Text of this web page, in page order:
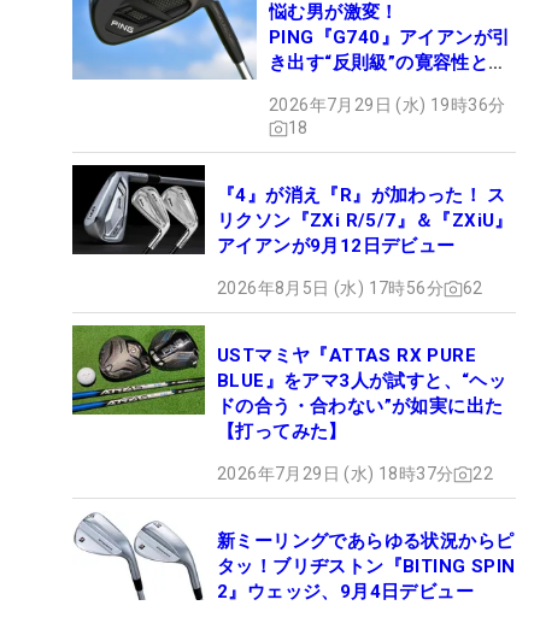
悩む男が激変！
PING『G740』アイアンが引
き出す“反則級”の寛容性と飛
2026年7月29日 (水) 19時36分
18
『4』が消え『R』が加わった！ ス
リクソン『ZXi R/5/7』＆『ZXiU』
アイアンが9月12日デビュー
2026年8月5日 (水) 17時56分 62
USTマミヤ『ATTAS RX PURE
BLUE』をアマ3人が試すと、“ヘッ
ドの合う・合わない”が如実に出た
【打ってみた】
2026年7月29日 (水) 18時37分 22
新ミーリングであらゆる状況からピ
タッ！ブリヂストン『BITING SPIN
2』ウェッジ、9月4日デビュー